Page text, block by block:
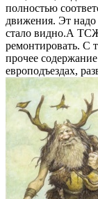
полностью
движения. Эт надо
стало видно.А
ремонтировать. С
прочее
европодъездах,